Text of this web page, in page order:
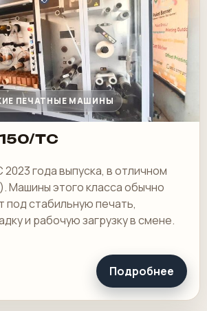
ПЕЧАТНЫЕ МАШИНЫ
TC
2023 года выпуска, в отличном
Машины этого класса обычно
под стабильную печать,
и рабочую загрузку в смене.
Подробнее